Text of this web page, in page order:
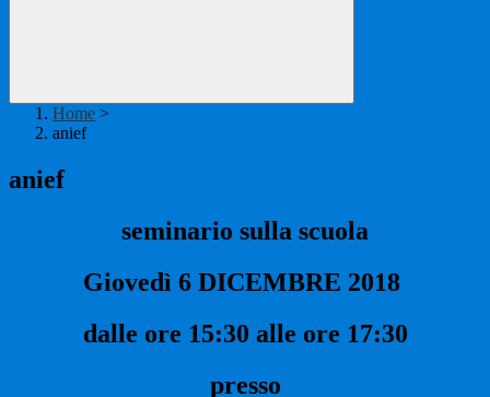
Home >
anief
anief
seminario sulla scuola
Giovedì 6 DICEMBRE 2018
dalle ore 15:30 alle ore 17:30
presso